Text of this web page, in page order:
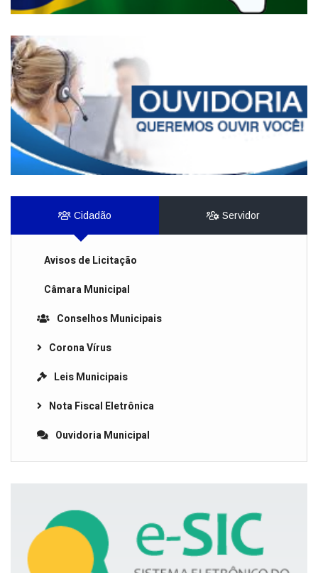
Cidadão Servidor
Avisos de Licitação
Câmara Municipal
Conselhos Municipais
Corona Vírus
Leis Municipais
Nota Fiscal Eletrônica
Ouvidoria Municipal